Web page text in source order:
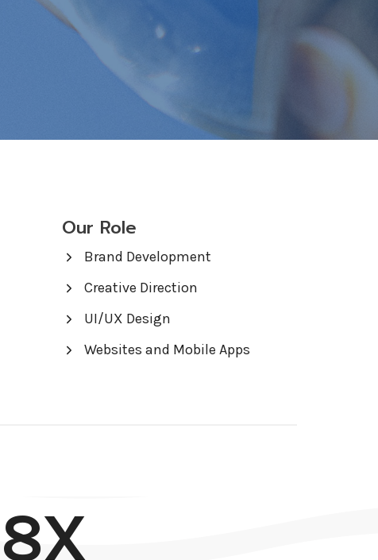
Our Role
Brand Development
Creative Direction
UI/UX Design
Websites and Mobile Apps
8X